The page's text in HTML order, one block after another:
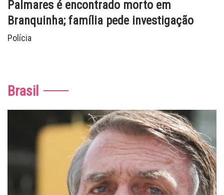
Palmares é encontrado morto em
Branquinha; família pede investigação
Polícia
Brasil